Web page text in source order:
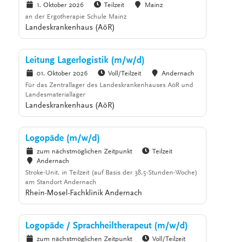
1. Oktober 2026 Teilzeit
Mainz
an der Ergotherapie Schule Mainz
Landeskrankenhaus (AöR)
Leitung Lagerlogistik (m/w/d)
01. Oktober 2026 Voll/Teilzeit
Andernach
Für das Zentrallager des Landeskrankenhauses AöR und
Landesmateriallager
Landeskrankenhaus (AöR)
Logopäde (m/w/d)
zum nächstmöglichen Zeitpunkt
Teilzeit
Andernach
Stroke-Unit, in Teilzeit (auf Basis der 38,5-Stunden-Woche)
am Standort Andernach
Rhein-Mosel-Fachklinik Andernach
Logopäde / Sprachheiltherapeut (m/w/d)
zum nächstmöglichen Zeitpunkt
Voll/Teilzeit